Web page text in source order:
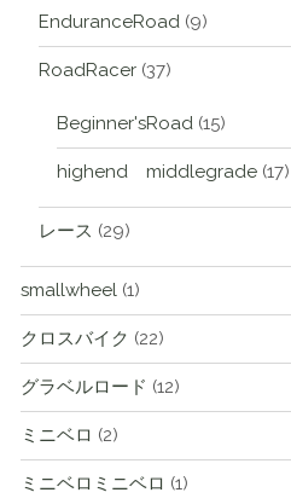
EnduranceRoad (9)
RoadRacer (37)
Beginner'sRoad (15)
highend middlegrade (17)
レース (29)
smallwheel (1)
クロスバイク (22)
グラベルロード (12)
ミニベロ (2)
ミニベロミニベロ (1)